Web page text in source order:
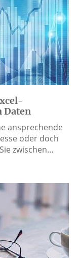
Daten
ansprechende
oder doch
zwischen…